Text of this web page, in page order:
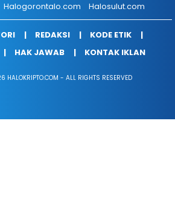
Halogorontalo.com Halosulut.com
REDAKSI
KODE ETIK
HAK JAWAB KONTAK IKLAN
HALOKRIPTO.COM - ALL RIGHTS RESERVED